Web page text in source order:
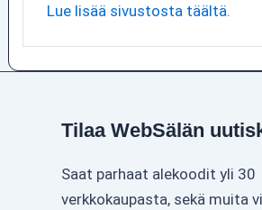
Lue lisää sivustosta täältä.
Tilaa WebSälän
Saat parhaat alekoodit yli 30
verkkokaupasta, sekä muita